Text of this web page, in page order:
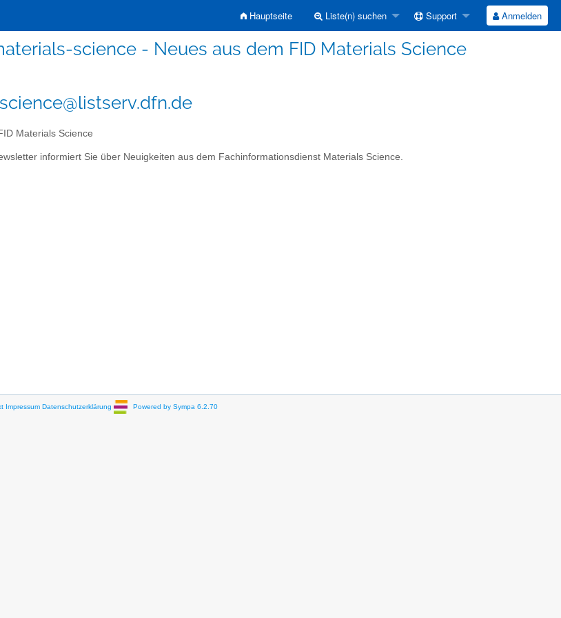
Hauptseite Liste(n) suchen Support Anmelden
science - Neues aus dem FID Materials Science
Materials Science
informiert Sie über Neuigkeiten aus dem Fachinformationsdienst Materials Science.
Impressum Datenschutzerklärung Powered by Sympa 6.2.70